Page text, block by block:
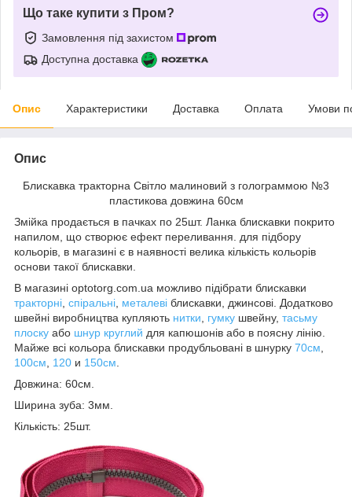
Що таке купити з Пром?
Замовлення під захистом
Доступна доставка
Опис Характеристики Доставка Оплата Умови
Опис
Блискавка тракторна Світло малиновий з голограммою №3
пластикова довжина 60см
Змійка продається в пачках по 25шт. Ланка блискавки покрито
напилом, що створює ефект переливання. для підбору
кольорів, в магазині є в наявності велика кількість кольорів
основи такої блискавки.
В магазині optotorg.com.ua можливо підібрати блискавки
тракторні спіральні металеві блискавки, джинсові. Додатково
швейні виробництва купляють нитки гумку швейну, тасьму
плоску або шнур круглий для капюшонів або в поясну лінію.
Майже всі кольора блискавки продубльовані в шнурку 70см
100см
120 и 150см
Довжина: 60см.
Ширина зуба: 3мм.
Кількість: 25шт.